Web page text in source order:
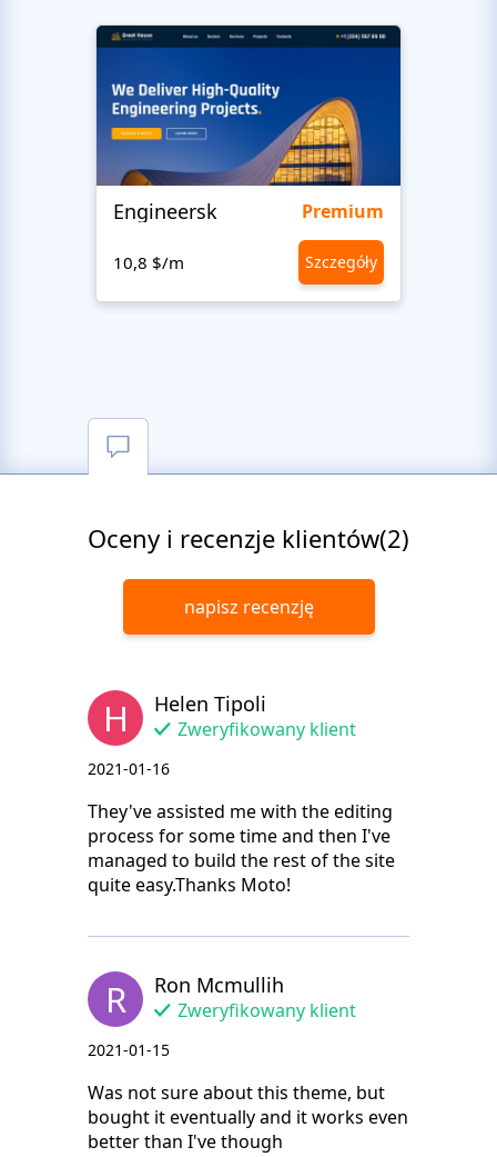
Engineersk Premium
10,8 $/m Szczegóły
Oceny i recenzje klientów(2)
napisz recenzję
H Helen Tipoli
Zweryfikowany klient
2021-01-16
They've assisted me with the editing
process for some time and then I've
managed to build the rest of the site
quite easy.Thanks Moto!
R Ron Mcmullih
Zweryfikowany klient
2021-01-15
Was not sure about this theme, but
bought it eventually and it works even
better than I've though